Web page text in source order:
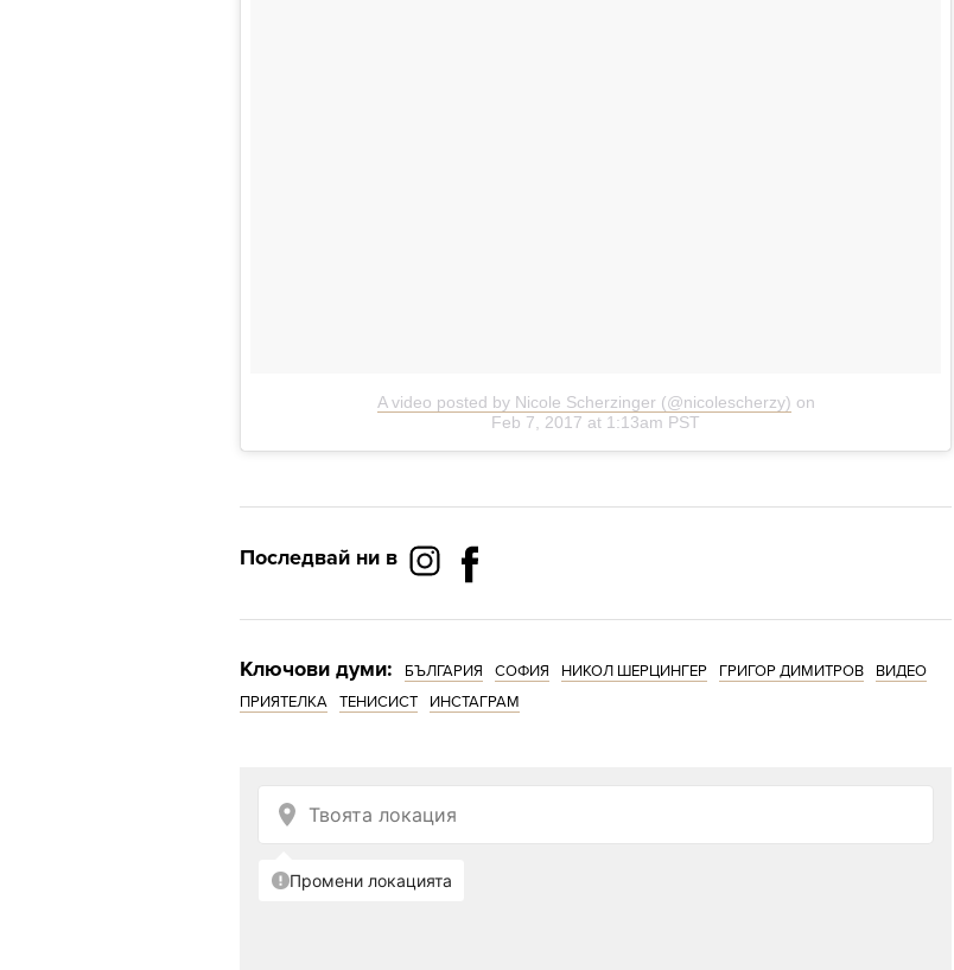
A video posted by Nicole Scherzinger (@nicolescherzy) on
Feb 7, 2017 at 1:13am PST
Последвай ни в
Ключови думи: БЪЛГАРИЯ СОФИЯ НИКОЛ ШЕРЦИНГЕР ГРИГОР ДИМИТРОВ
ВИДЕО
ПРИЯТЕЛКА
ТЕНИСИСТ ИНСТАГРАМ